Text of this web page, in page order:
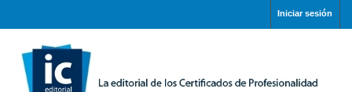
Iniciar sesión